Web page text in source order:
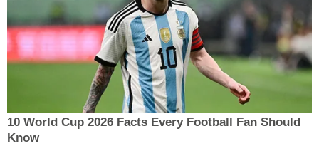
10 World Cup 2026 Facts Every Football Fan Should
Know